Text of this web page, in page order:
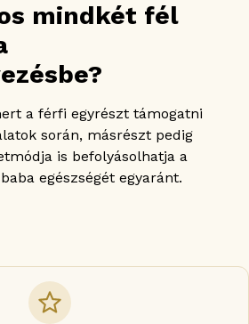
mindkét fél
a férfi egyrészt támogatni
során, másrészt pedig
is befolyásolhatja a
egészségét egyaránt.